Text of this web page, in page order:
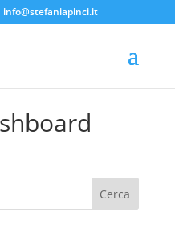
info@stefaniapinci.it
Cerca